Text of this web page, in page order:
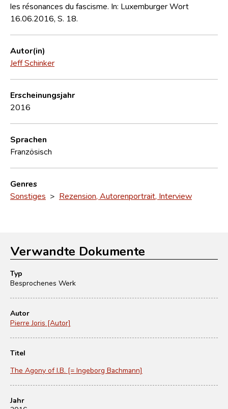
les résonances du fascisme. In: Luxemburger Wort
16.06.2016, S. 18.
Autor(in)
Jeff Schinker
Erscheinungsjahr
2016
Sprachen
Französisch
Genres
Sonstiges > Rezension, Autorenportrait, Interview
Verwandte Dokumente
Typ
Besprochenes Werk
Autor
Pierre Joris [Autor]
Titel
The Agony of I.B. [= Ingeborg Bachmann]
Jahr